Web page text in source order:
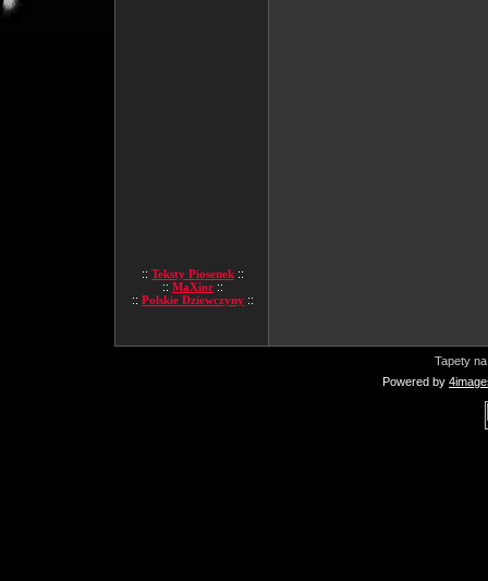
:: Teksty Piosenek ::
:: MaXior ::
:: Polskie Dziewczyny ::
Tapety
Powered by